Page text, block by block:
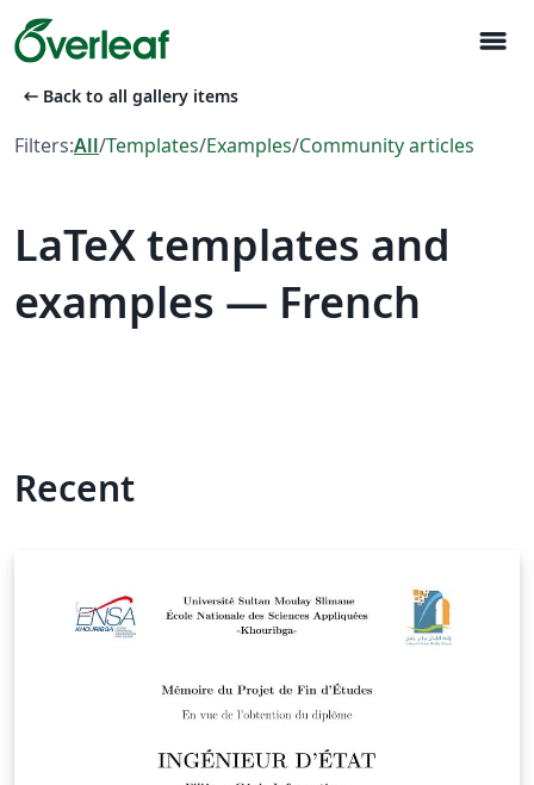
menu
arrow_left_alt Back to all gallery items
Filters:All/Templates/Examples/Community articles
LaTeX templates and
examples — French
Recent